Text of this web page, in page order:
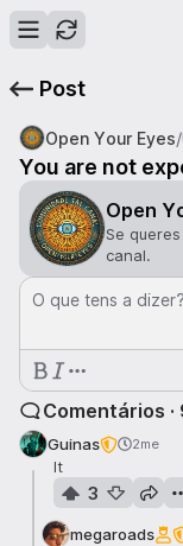
Post
Open Your Eyes/
You are not
Open
Se
canal.
O que tens a dizer?
Comentários ·
Guinas 2me
It
3
megaroads